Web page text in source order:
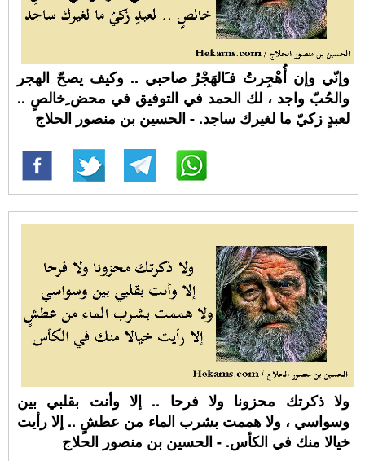
وإنّي وإن أُهْجِرتُ فـَالهَجْرُ صاحبي .. وكيف يصحّ الهجر
والحُبّ واجد ، لك الحمد في التوفيق في محض ِخالصٍ ..
لعبدٍ زكيّ ما لغيرك ساجد. - الحسين بن منصور الحلاج
ولا ذكرتك محزونا ولا فرحا .. إلا وأنت بقلبي بين
وسواسي ، ولا هممت بشرب الماء من عطشٍ .. إلا رأيت
خيالا منك في الكأس. - الحسين بن منصور الحلاج